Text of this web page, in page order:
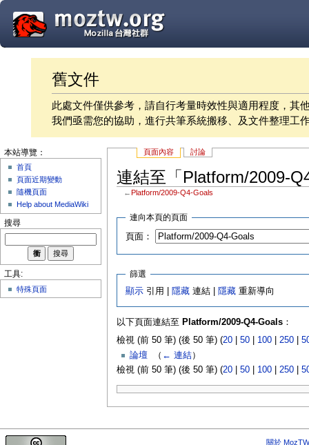
舊文件
此處文件僅供參考，請自行考量時效性與適用程度，其
我們亟需您的協助，進行共筆系統搬移、及文件整理工
頁面內容 討論
連結至「Platform/2009-
← Platform/2009-Q4-Goals
連向本頁的頁面
頁面：
篩選
顯示 引用 | 隱藏 連結 | 隱藏 重新導向
以下頁面連結至 Platform/2009-Q4-Goals：
檢視 (前 50 筆) (後 50 筆) (20| 50| 100| 250|
論壇
（ ← 連結）
檢視 (前 50 筆) (後 50 筆) (20| 50| 100| 250|
本站導覽：
首頁
頁面近期變動
隨機頁面
Help about MediaWiki
搜尋
工具:
特殊頁面
關於